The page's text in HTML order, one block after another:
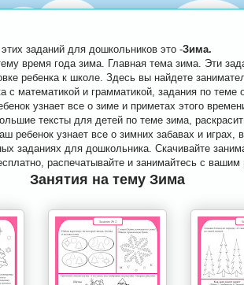
заданий для дошкольников это -Зима.
время года зима. Главная тема зима. Эти
ребенка к школе. Здесь вы найдете
с математикой и грамматикой, задания по теме
узнает все о зиме и приметах этого
тексты для детей по теме зима,
ребенок узнает все о зимних забавах и играх,
заданиях для дошкольника. Скачивайте
распечатывайте и занимайтесь с вашим
Занятия на тему Зима